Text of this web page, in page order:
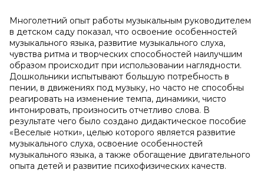
Многолетний опыт работы музыкальным руководителем
в детском саду показал, что освоение особенностей
музыкального языка, развитие музыкального слуха,
чувства ритма и творческих способностей наилучшим
образом происходит при использовании наглядности.
Дошкольники испытывают большую потребность в
пении, в движениях под музыку, но часто не способны
реагировать на изменение темпа, динамики, чисто
интонировать, произносить отчетливо слова. В
результате чего было создано дидактическое пособие
«Веселые нотки», целью которого является развитие
музыкального слуха, освоение особенностей
музыкального языка, а также обогащение двигательного
опыта детей и развитие психофизических качеств.